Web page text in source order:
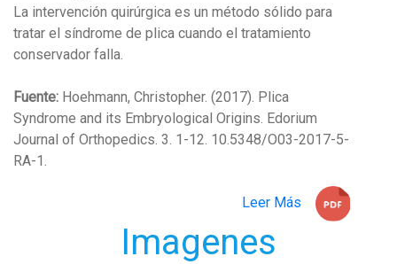
La intervención quirúrgica es un método sólido para
tratar el síndrome de plica cuando el tratamiento
conservador falla.
Fuente: Hoehmann, Christopher. (2017). Plica
Syndrome and its Embryological Origins. Edorium
Journal of Orthopedics. 3. 1-12. 10.5348/O03-2017-5-
RA-1.
Leer Más
Imagenes